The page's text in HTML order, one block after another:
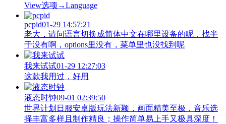
View‌选项→Language
pcpid01-29 14:57:21
老大，请问语言切换成简体中文在哪里设备的呢，找半
于没有啊，options里没有，菜单里也没找到呢
我来试试01-29 12:27:03
这款我用过，好用
液态时钟09-01 02:39:50
世界计划日服安卓版玩法新颖，画面精美至极，音乐选
择丰富多样且制作精良；操作简单易上手又极具深度！